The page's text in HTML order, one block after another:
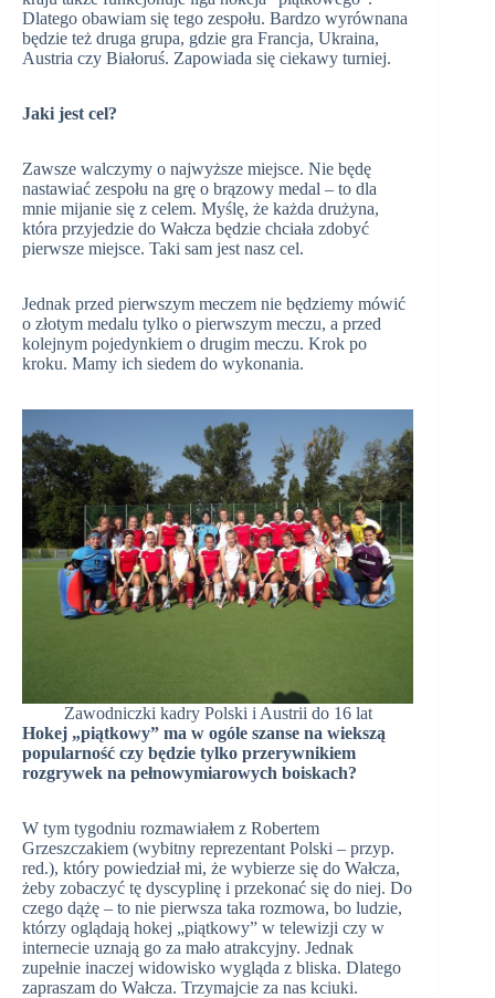
Dlatego obawiam się tego zespołu. Bardzo wyrównana
będzie też druga grupa, gdzie gra Francja, Ukraina,
Austria czy Białoruś. Zapowiada się ciekawy turniej.
Jaki jest cel?
Zawsze walczymy o najwyższe miejsce. Nie będę
nastawiać zespołu na grę o brązowy medal – to dla
mnie mijanie się z celem. Myślę, że każda drużyna,
która przyjedzie do Wałcza będzie chciała zdobyć
pierwsze miejsce. Taki sam jest nasz cel.
Jednak przed pierwszym meczem nie będziemy mówić
o złotym medalu tylko o pierwszym meczu, a przed
kolejnym pojedynkiem o drugim meczu. Krok po
kroku. Mamy ich siedem do wykonania.
Zawodniczki kadry Polski i Austrii do 16 lat
Hokej „piątkowy” ma w ogóle szanse na wiekszą
popularność czy będzie tylko przerywnikiem
rozgrywek na pełnowymiarowych boiskach?
W tym tygodniu rozmawiałem z Robertem
Grzeszczakiem (wybitny reprezentant Polski – przyp.
red.), który powiedział mi, że wybierze się do Wałcza,
żeby zobaczyć tę dyscyplinę i przekonać się do niej. Do
czego dążę – to nie pierwsza taka rozmowa, bo ludzie,
którzy oglądają hokej „piątkowy” w telewizji czy w
internecie uznają go za mało atrakcyjny. Jednak
zupełnie inaczej widowisko wygląda z bliska. Dlatego
zapraszam do Wałcza. Trzymajcie za nas kciuki.